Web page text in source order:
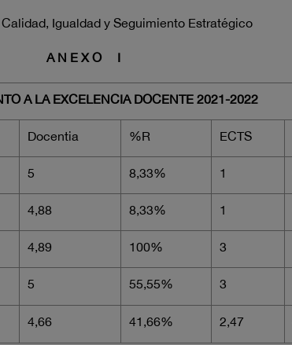
Igualdad y Seguimiento Estratégico
A N E X O I
A LA EXCELENCIA DOCENTE 2021-2022
Docentia %R ECTS
5 8,33% 1
4,88 8,33% 1
4,89 100% 3
5 55,55% 3
4,66 41,66% 2,47